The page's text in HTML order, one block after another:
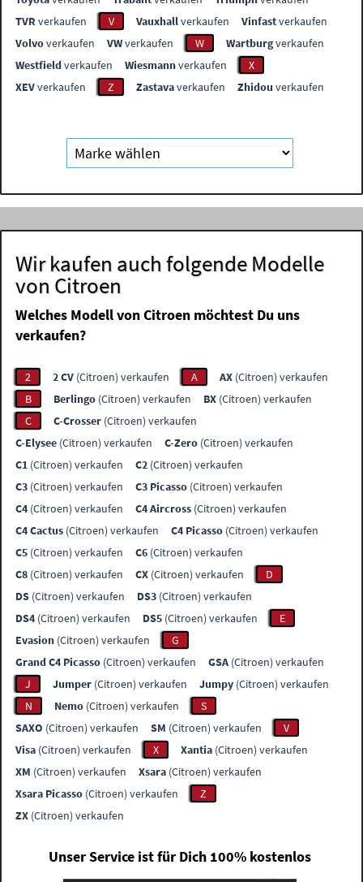
TVR verkaufen V Vauxhallverkaufen Vinfastverkaufen
Volvoverkaufen VWverkaufen W Wartburgverkaufen
Westfieldverkaufen Wiesmannverkaufen
X
XEVverkaufen Z Zastavaverkaufen Zhidou verkaufen
Wir kaufen auch folgende Modelle
von Citroen
Welches Modell von Citroen möchtest Du uns
verkaufen?
2 2 CV (Citroen) verkaufen A AX (Citroen) verkaufen
B
Berlingo (Citroen) verkaufen BX (Citroen) verkaufen
C
C-Crosser (Citroen) verkaufen
C-Elysee (Citroen) verkaufen C-Zero (Citroen) verkaufen
C1 (Citroen) verkaufen C2 (Citroen) verkaufen
C3 (Citroen) verkaufen C3 Picasso (Citroen) verkaufen
C4 (Citroen) verkaufen C4 Aircross (Citroen) verkaufen
C4 Cactus (Citroen) verkaufen C4 Picasso (Citroen) verkaufen
C5 (Citroen) verkaufen C6 (Citroen) verkaufen
C8 (Citroen) verkaufen CX (Citroen) verkaufen
D
DS (Citroen) verkaufen DS3 (Citroen) verkaufen
DS4 (Citroen) verkaufen DS5 (Citroen) verkaufen
E
Evasion (Citroen) verkaufen
G
Grand C4 Picasso (Citroen) verkaufen GSA (Citroen) verkaufen
J
Jumper (Citroen) verkaufen Jumpy (Citroen) verkaufen
N
Nemo (Citroen) verkaufen
S
SAXO (Citroen) verkaufen SM (Citroen) verkaufen
V
Visa (Citroen) verkaufen X Xantia (Citroen) verkaufen
XM (Citroen) verkaufen Xsara (Citroen) verkaufen
Xsara Picasso (Citroen) verkaufen
Z
ZX (Citroen) verkaufen
Unser Service ist für Dich 100% kostenlos